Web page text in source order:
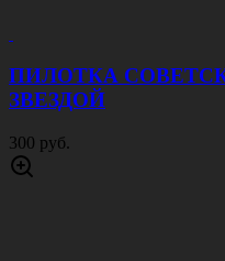
ПИЛОТКА
ЗВЕЗДОЙ
300 руб.